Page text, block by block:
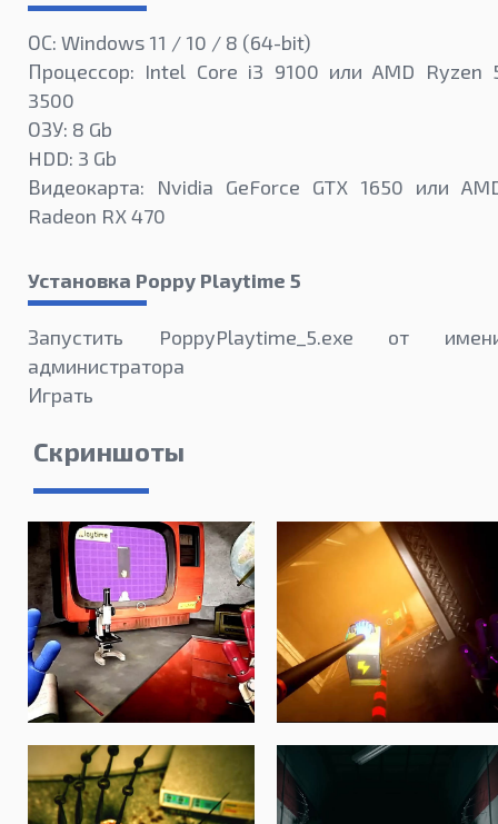
ОС: Windows 11 / 10 / 8 (64-bit)
Процессор: Intel Core i3 9100 или AMD Ryzen
3500
ОЗУ: 8 Gb
HDD: 3 Gb
Видеокарта: Nvidia GeForce GTX 1650 или
Radeon RX 470
Установка Poppy Playtime 5
Запустить PoppyPlaytime_5.exe от
администратора
Играть
Скриншоты